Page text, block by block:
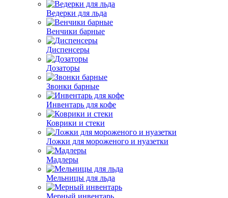
Ведерки для льда
Венчики барные
Диспенсеры
Дозаторы
Звонки барные
Инвентарь для кофе
Коврики и стеки
Ложки для мороженого и нуазетки
Мадлеры
Мельницы для льда
Мерный инвентарь